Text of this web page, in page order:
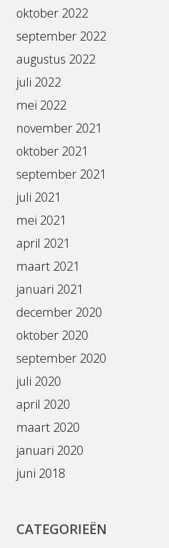
oktober 2022
september 2022
augustus 2022
juli 2022
mei 2022
november 2021
oktober 2021
september 2021
juli 2021
mei 2021
april 2021
maart 2021
januari 2021
december 2020
oktober 2020
september 2020
juli 2020
april 2020
maart 2020
januari 2020
juni 2018
CATEGORIEËN